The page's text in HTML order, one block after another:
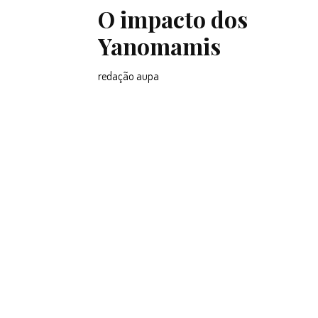
O impacto dos
Yanomamis
redação aupa